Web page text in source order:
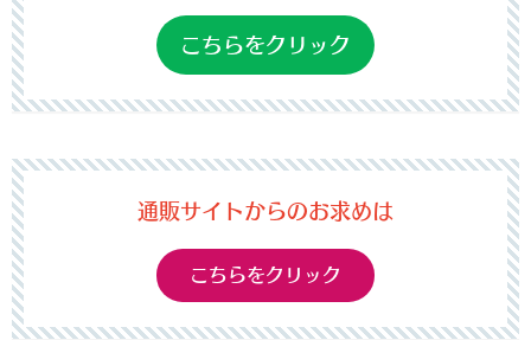
こちらをクリック
通販サイトからのお求めは
こちらをクリック